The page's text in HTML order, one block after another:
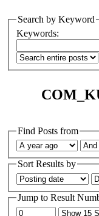
Search by Keyword
Keywords:
Find Posts from
Sort Results by
Jump to Result